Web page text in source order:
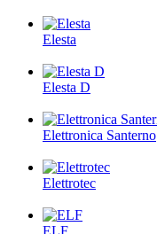
Elesta
Elesta D
Elettronica Santerno
Elettrotec
ELF